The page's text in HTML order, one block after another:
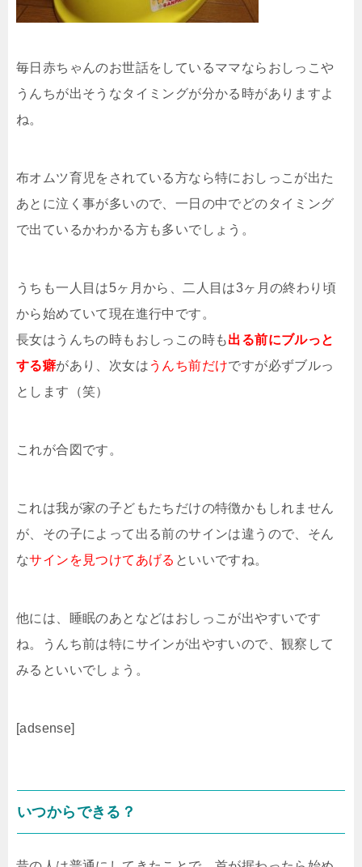
毎日赤ちゃんのお世話をしているママならおしっこや
うんちが出そうなタイミングが分かる時がありますよ
ね。
布オムツ育児をされている方なら特におしっこが出た
あとに泣く事が多いので、一日の中でどのタイミング
で出ているかわかる方も多いでしょう。
うちも一人目は5ヶ月から、二人目は3ヶ月の終わり頃
から始めていて現在進行中です。
長女はうんちの時もおしっこの時も出る前にブルっと
する癖があり、次女は うんち前だけですが必ずブルっ
とします（笑）
これが合図です。
これは我が家の子どもたちだけの特徴かもしれません
が、その子によって出る前のサインは違うので、そん
なサインを見つけてあげる といいですね。
他には、睡眠のあとなどはおしっこが出やすいです
ね。うんち前は特にサインが出やすいので、観察して
みるといいでしょう。
[adsense]
いつからできる？